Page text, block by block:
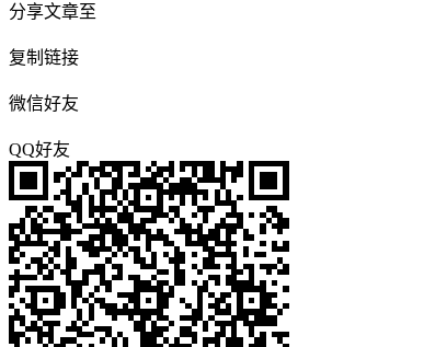
分享文章至
复制链接
微信好友
QQ好友